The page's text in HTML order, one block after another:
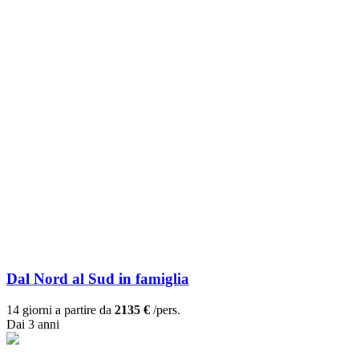
Dal Nord al Sud in famiglia
14 giorni a partire da 2135 € /pers.
Dai 3 anni